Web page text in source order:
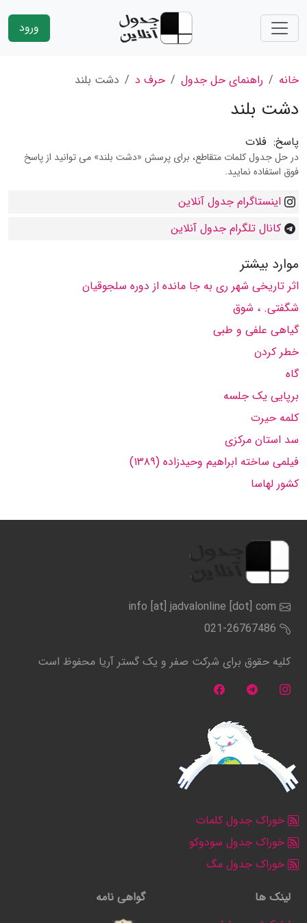
ورود
خانه راهنمای حل جدول حرف د دشت بلند
دشت بلند
پاسخ: فلات
در حل جدول کلمات متقاطع، برای پرسش «دشت بلند» می توانید از پاسخ
فوق استفاده نمایید.
اینستاگرام جدول آنلاین
کانال تلگرام جدول آنلاین
موارد بیشتر
اثر تاریخی شهر ری به جا مانده از دوره سلجوقیان
شگفتی. ، شوق
گیاهی علفی و طبی
خطر کردن
گاه
برپایی یک جلسه
کلمه حیرت
سد استان مرکزی
فیلمی ساخته ابراهیم وحیدزاده (۱۳۸۹)
کشور لهاسا
info [at] jadvalonline [dot] com
021-26767486
کلیه حقوق برای شرکت صفر و یک گستر آریا محفوظ است
خوراک جدول کلمات
خوراک جدول سودوکو
خوراک جدول مگ
لینک ها
گواهی نامه